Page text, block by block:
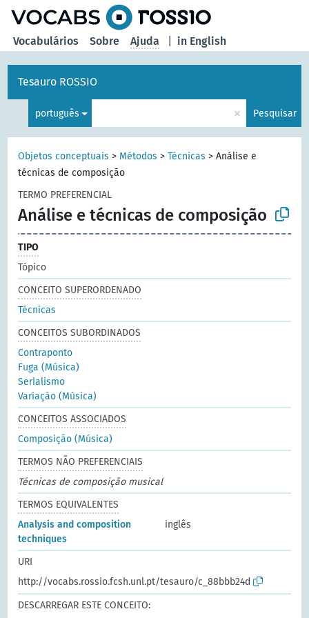
in English
Vocabulários Sobre Ajuda
Tesauro ROSSIO
português × Pesquisar
Objetos conceptuais > Métodos >Técnicas >Análise e
técnicas de composição
TERMO PREFERENCIAL
Análise e técnicas de composição
TIPO
Tópico
CONCEITO SUPERORDENADO
Técnicas
CONCEITOS SUBORDINADOS
Contraponto
Fuga (Música)
Serialismo
Variação (Música)
CONCEITOS ASSOCIADOS
Composição (Música)
TERMOS NÃO PREFERENCIAIS
Técnicas de composição musical
TERMOS EQUIVALENTES
Analysis and composition
techniques
inglês
URI
http://vocabs.rossio.fcsh.unl.pt/tesauro/c_88bbb24d
DESCARREGAR ESTE CONCEITO: